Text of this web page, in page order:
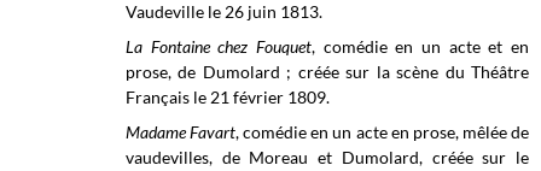
Vaudeville le 26 juin 1813.
La Fontaine chez Fouquet, comédie en un acte et en
prose, de Dumolard ; créée sur la scène du Théâtre
Français le 21 février 1809.
Madame Favart, comédie en un acte en prose, mêlée de
vaudevilles, de Moreau et Dumolard, créée sur le